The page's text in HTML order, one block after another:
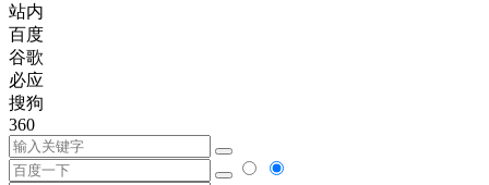
站内
百度
谷歌
必应
搜狗
360